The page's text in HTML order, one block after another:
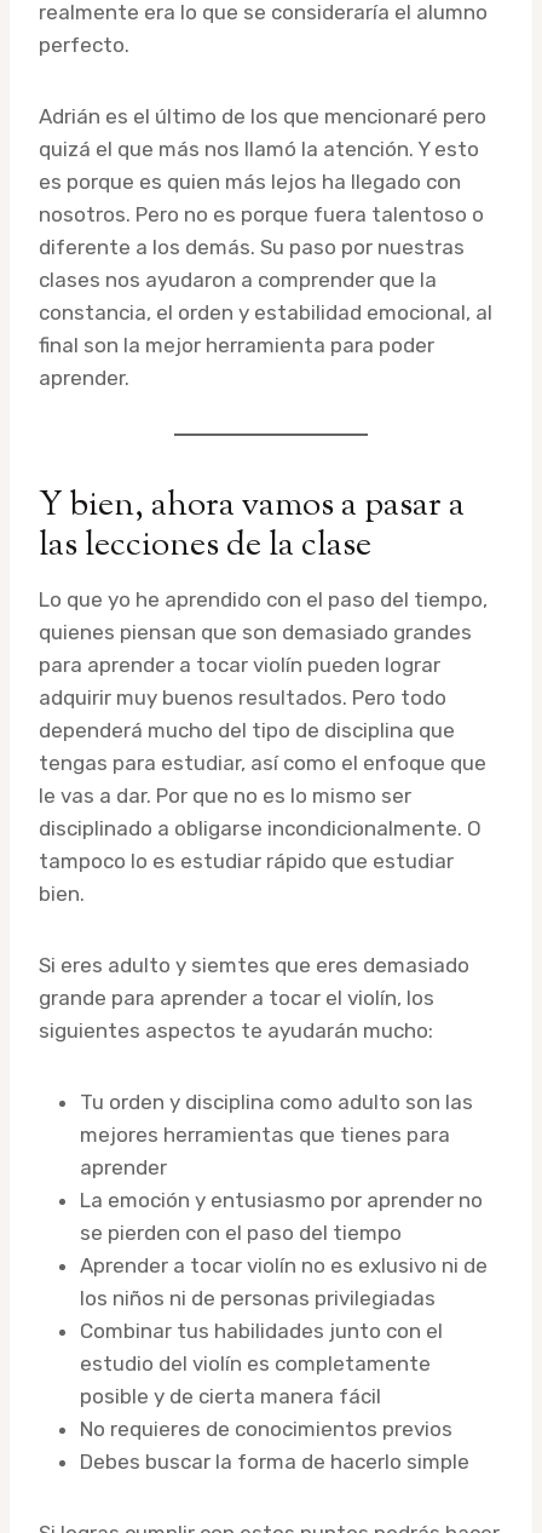
realmente era lo que se consideraría el alumno
perfecto.
Adrián es el último de los que mencionaré pero
quizá el que más nos llamó la atención. Y esto
es porque es quien más lejos ha llegado con
nosotros. Pero no es porque fuera talentoso o
diferente a los demás. Su paso por nuestras
clases nos ayudaron a comprender que la
constancia, el orden y estabilidad emocional, al
final son la mejor herramienta para poder
aprender.
Y bien, ahora vamos a pasar a
las lecciones de la clase
Lo que yo he aprendido con el paso del tiempo,
quienes piensan que son demasiado grandes
para aprender a tocar violín pueden lograr
adquirir muy buenos resultados. Pero todo
dependerá mucho del tipo de disciplina que
tengas para estudiar, así como el enfoque que
le vas a dar. Por que no es lo mismo ser
disciplinado a obligarse incondicionalmente. O
tampoco lo es estudiar rápido que estudiar
bien.
Si eres adulto y siemtes que eres demasiado
grande para aprender a tocar el violín, los
siguientes aspectos te ayudarán mucho:
Tu orden y disciplina como adulto son las
mejores herramientas que tienes para
aprender
La emoción y entusiasmo por aprender no
se pierden con el paso del tiempo
Aprender a tocar violín no es exlusivo ni de
los niños ni de personas privilegiadas
Combinar tus habilidades junto con el
estudio del violín es completamente
posible y de cierta manera fácil
No requieres de conocimientos previos
Debes buscar la forma de hacerlo simple